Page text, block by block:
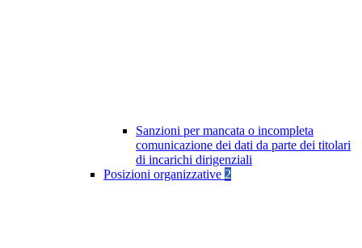
Sanzioni per mancata o incompleta
comunicazione dei dati da parte dei titolari
di incarichi dirigenziali
Posizioni organizzative 2